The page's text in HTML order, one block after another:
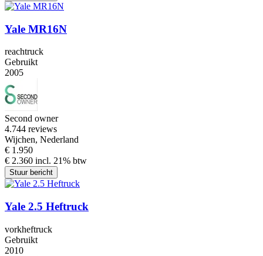
Yale MR16N
reachtruck
Gebruikt
2005
Second owner
4.744 reviews
Wijchen, Nederland
€ 1.950
€ 2.360 incl. 21% btw
Stuur bericht
Yale 2.5 Heftruck
vorkheftruck
Gebruikt
2010